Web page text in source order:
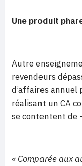
Une produit
Autre
revendeurs
d’affaires annuel
réalisant un CA
se contentent de
« Comparée aux